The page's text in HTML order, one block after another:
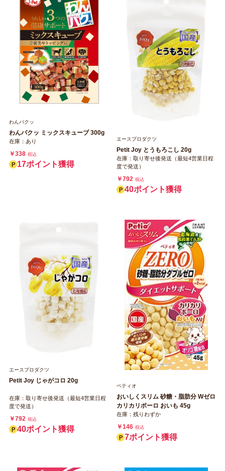
わんパクッ
わんパクッ ミックスキューブ 300g
在庫：あり
￥338 税込
17ポイント獲得
エースプロダクツ
Petit Joy とうもろこし 20g
在庫：取り寄せ後発送（最短4営業日程
度で発送）
￥792 税込
40ポイント獲得
エースプロダクツ
Petit Joy じゃがコロ 20g
在庫：取り寄せ後発送（最短4営業日程
度で発送）
￥792 税込
40ポイント獲得
ペティオ
おいしくスリム 砂糖・脂肪分 Wゼロ
カリカリボーロ おいも 45g
在庫：残りわずか
￥146 税込
7ポイント獲得